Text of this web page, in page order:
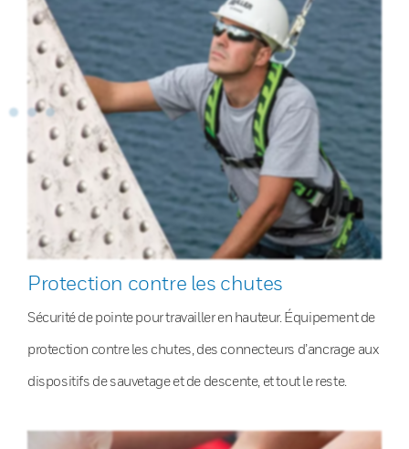
Protection contre les chutes
Sécurité de pointe pour travailler en hauteur. Équipement de
protection contre les chutes, des connecteurs d’ancrage aux
dispositifs de sauvetage et de descente, et tout le reste.